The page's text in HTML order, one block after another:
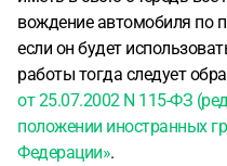
вождение автомобиля по
если он будет
работы тогда следует
от 25.07.2002 N 115-ФЗ
положении иностранных
Федерации».